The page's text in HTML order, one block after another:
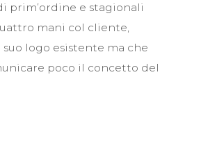
prim’ordine e stagionali
mani col cliente,
suo logo esistente ma che
poco il concetto del